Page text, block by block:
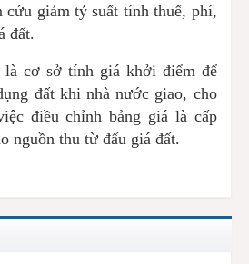
cứu giảm tỷ suất tính thuế, phí,
đất.
là cơ sở tính giá khởi điểm để
đất khi nhà nước giao, cho
điều chỉnh bảng giá là cấp
nguồn thu từ đấu giá đất.